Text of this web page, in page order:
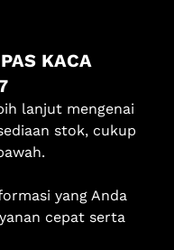
KACA
lanjut mengenai
stok, cukup
yang Anda
cepat serta